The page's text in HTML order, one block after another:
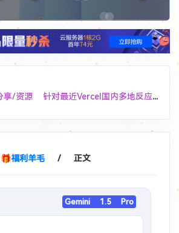
源 针对最近Vercel国内多地反应DNS解析跳反诈，分享个可用的中国DNS，
#分享/福利 Edgeone 测速页面免费 4 个激活码
源 #分享/网站基于 Cloudflare Workers 的微信文件传输助手 Web 应用，采用单文件全栈架构，实现跨设备文件传输和消息同步功能。
🎁福利羊毛 / 正文
Gemini 1.5 Pro